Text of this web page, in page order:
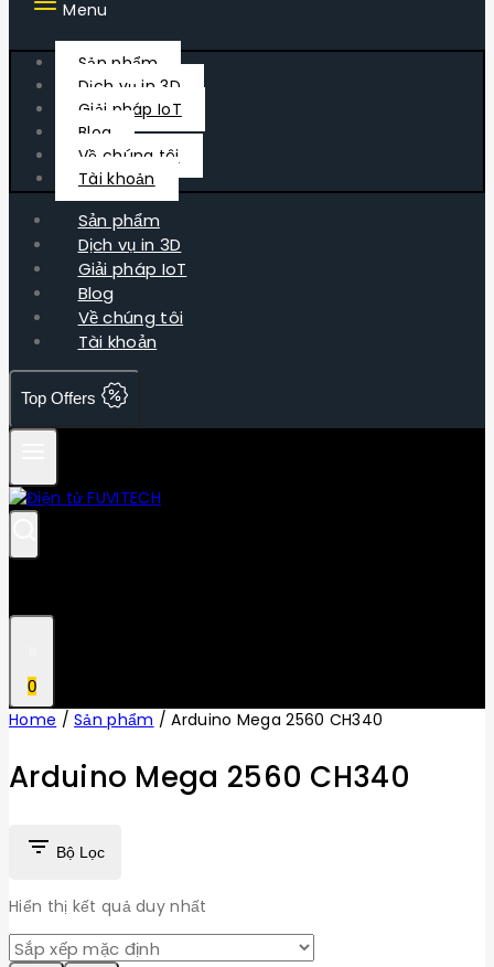
Menu
Sản phẩm
Dịch vụ in 3D
Giải pháp IoT
Blog
Về chúng tôi
Tài khoản
Sản phẩm
Dịch vụ in 3D
Giải pháp IoT
Blog
Về chúng tôi
Tài khoản
Top Offers
0
Home / Sản phẩm / Arduino Mega 2560 CH340
Arduino Mega 2560 CH340
Bộ Lọc
Hiển thị kết quả duy nhất